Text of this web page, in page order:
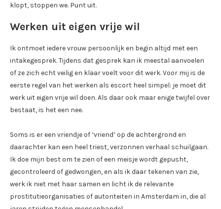
klopt, stoppen we. Punt uit.
Werken uit eigen vrije wil
Ik ontmoet iedere vrouw persoonlijk en begin altijd met een
intakegesprek. Tijdens dat gesprek kan ik meestal aanvoelen
of ze zich echt veilig en klaar voelt voor dit werk. Voor mij is de
eerste regel van het werken als escort heel simpel: je moet dit
werk uit eigen vrije wil doen. Als daar ook maar enige twijfel over
bestaat, is het een nee.
Soms is er een vriendje of ‘vriend’ op de achtergrond en
daarachter kan een heel triest, verzonnen verhaal schuilgaan.
Ik doe mijn best om te zien of een meisje wordt gepusht,
gecontroleerd of gedwongen, en als ik daar tekenen van zie,
werk ik niet met haar samen en licht ik de relevante
prostitutieorganisaties of autoriteiten in Amsterdam in, die al